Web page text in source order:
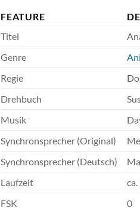
FEATURE
Titel
Genre
Regie
Drehbuch
Musik
Synchronsprecher (Original)
Synchronsprecher (Deutsch)
Laufzeit
FSK
0